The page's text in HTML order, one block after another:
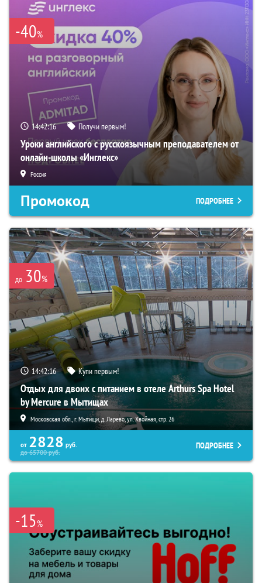
-40%
14:42:15 Получи первым!
Уроки английского с русскоязычным преподавателем от
онлайн-школы «Инглекс»
Россия
Промокод ПОДРОБНЕЕ
до 30%
14:42:15 Купи первым!
Отдых для двоих с питанием в отеле Arthurs Spa Hotel
by Mercure в Мытищах
Московская обл., г. Мытищи, д. Ларево, ул. Хвойная, стр. 26
от 2828 руб.
до65700руб.
ПОДРОБНЕЕ
-15%